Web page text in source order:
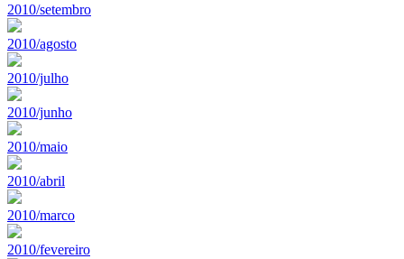
2010/setembro
2010/agosto
2010/julho
2010/junho
2010/maio
2010/abril
2010/marco
2010/fevereiro